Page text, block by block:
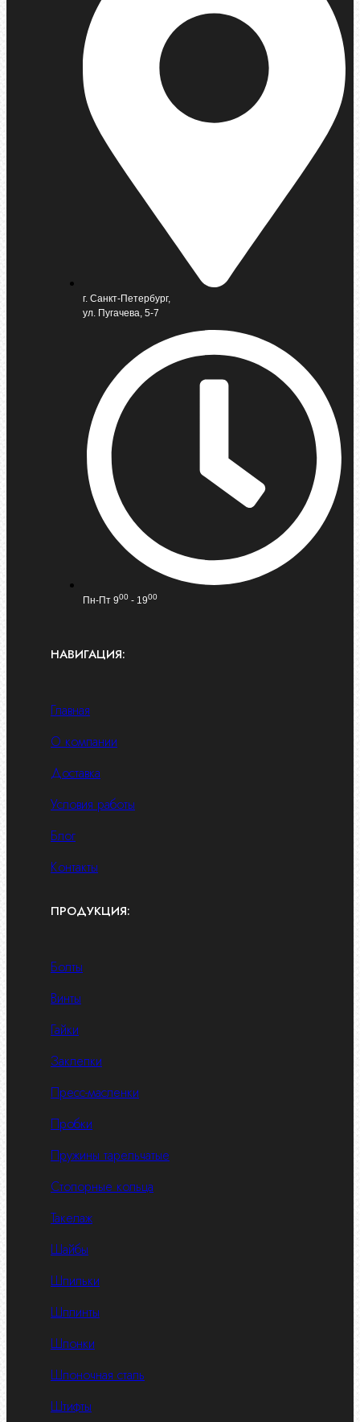
г. Санкт-Петербург,
ул. Пугачева, 5-7
Пн-Пт 900 - 1900
НАВИГАЦИЯ:
Главная
О компании
Доставка
Условия работы
Блог
Контакты
ПРОДУКЦИЯ:
Болты
Винты
Гайки
Заклепки
Пресс-масленки
Пробки
Пружины тарельчатые
Стопорные кольца
Такелаж
Шайбы
Шпильки
Шплинты
Шпонки
Шпоночная сталь
Штифты